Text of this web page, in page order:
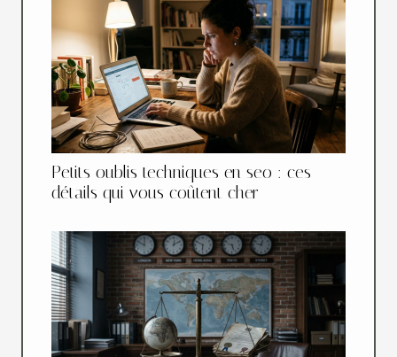
Petits oublis techniques en seo : ces
détails qui vous coûtent cher